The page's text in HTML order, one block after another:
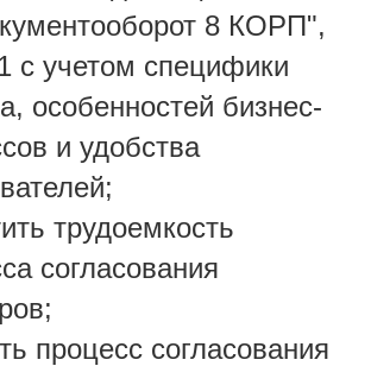
8 КОРП",
с учетом специфики
особенностей бизнес-
и удобства
трудоемкость
согласования
процесс согласования